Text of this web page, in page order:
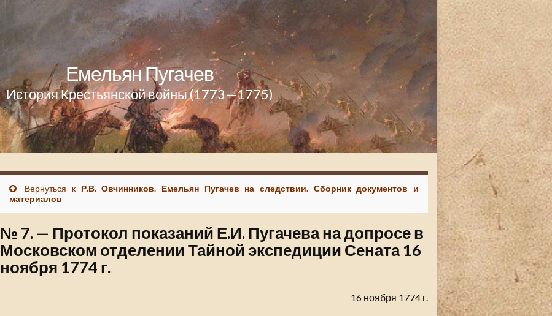
Емельян Пугачев
История Крестьянской войны (1773—1775)
Вернуться к Р.В. Овчинников. Емельян Пугачев на следствии. Сборник документов и
материалов
№ 7. — Протокол показаний Е.И. Пугачева на допросе в
Московском отделении Тайной экспедиции Сената 16
ноября 1774 г.
16 ноября 1774 г.